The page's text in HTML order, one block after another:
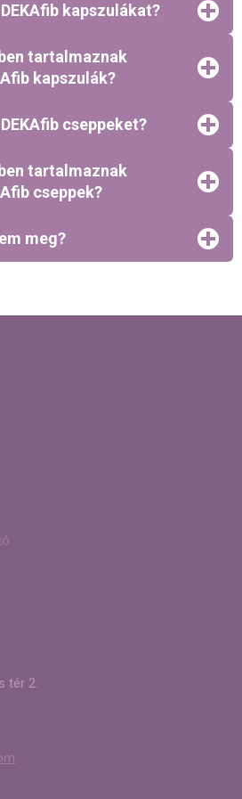
kapszulákat?
tartalmaznak
kapszulák?
cseppeket?
tartalmaznak
cseppek?
meg?
tér 2.